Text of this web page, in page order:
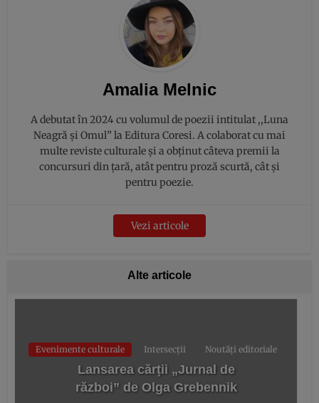
Amalia Melnic
A debutat în 2024 cu volumul de poezii intitulat ,,Luna
Neagră și Omul” la Editura Coresi. A colaborat cu mai
multe reviste culturale și a obținut câteva premii la
concursuri din țară, atât pentru proză scurtă, cât și
pentru poezie.
Vezi articole
Alte articole
Evenimente culturale Intersecții Noutăți editoriale
Lansarea cărții „Jurnal de
război” de Olga Grebennik